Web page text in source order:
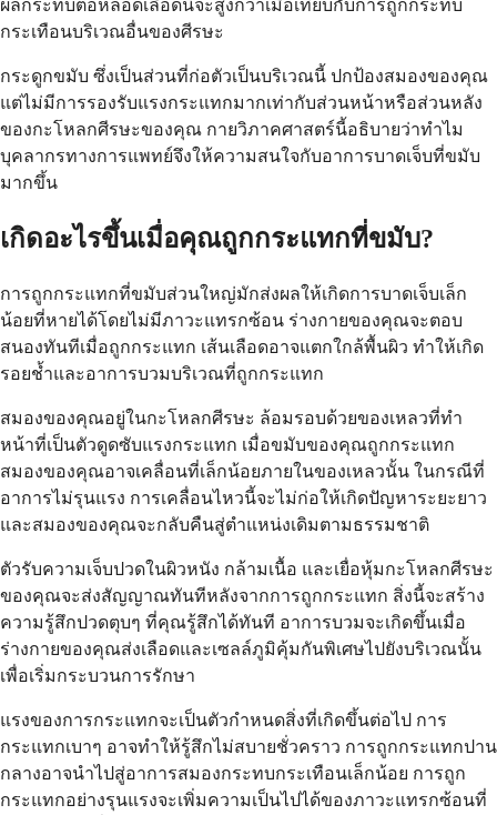
ผลกระทบต่อหลอดเลือดนี้จะสูงกว่าเมื่อเทียบกับการถูกกระทบ
กระเทือนบริเวณอื่นของศีรษะ
กระดูกขมับ ซึ่งเป็นส่วนที่ก่อตัวเป็นบริเวณนี้ ปกป้องสมองของคุณ
แต่ไม่มีการรองรับแรงกระแทกมากเท่ากับส่วนหน้าหรือส่วนหลัง
ของกะโหลกศีรษะของคุณ กายวิภาคศาสตร์นี้อธิบายว่าทำไม
บุคลากรทางการแพทย์จึงให้ความสนใจกับอาการบาดเจ็บที่ขมับ
มากขึ้น
เกิดอะไรขึ้นเมื่อคุณถูกกระแทกที่ขมับ?
การถูกกระแทกที่ขมับส่วนใหญ่มักส่งผลให้เกิดการบาดเจ็บเล็ก
น้อยที่หายได้โดยไม่มีภาวะแทรกซ้อน ร่างกายของคุณจะตอบ
สนองทันทีเมื่อถูกกระแทก เส้นเลือดอาจแตกใกล้พื้นผิว ทำให้เกิด
รอยช้ำและอาการบวมบริเวณที่ถูกกระแทก
สมองของคุณอยู่ในกะโหลกศีรษะ ล้อมรอบด้วยของเหลวที่ทำ
หน้าที่เป็นตัวดูดซับแรงกระแทก เมื่อขมับของคุณถูกกระแทก
สมองของคุณอาจเคลื่อนที่เล็กน้อยภายในของเหลวนั้น ในกรณีที่
อาการไม่รุนแรง การเคลื่อนไหวนี้จะไม่ก่อให้เกิดปัญหาระยะยาว
และสมองของคุณจะกลับคืนสู่ตำแหน่งเดิมตามธรรมชาติ
ตัวรับความเจ็บปวดในผิวหนัง กล้ามเนื้อ และเยื่อหุ้มกะโหลกศีรษะ
ของคุณจะส่งสัญญาณทันทีหลังจากการถูกกระแทก สิ่งนี้จะสร้าง
ความรู้สึกปวดตุบๆ ที่คุณรู้สึกได้ทันที อาการบวมจะเกิดขึ้นเมื่อ
ร่างกายของคุณส่งเลือดและเซลล์ภูมิคุ้มกันพิเศษไปยังบริเวณนั้น
เพื่อเริ่มกระบวนการรักษา
แรงของการกระแทกจะเป็นตัวกำหนดสิ่งที่เกิดขึ้นต่อไป การ
กระแทกเบาๆ อาจทำให้รู้สึกไม่สบายชั่วคราว การถูกกระแทกปาน
กลางอาจนำไปสู่อาการสมองกระทบกระเทือนเล็กน้อย การถูก
กระแทกอย่างรุนแรงจะเพิ่มความเป็นไปได้ของภาวะแทรกซ้อนที่